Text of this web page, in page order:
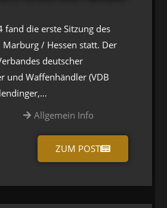
fand die erste Sitzung des
Marburg / Hessen statt. Der
deutscher
und Waffenhändler (VDB
Allgemein Info
ZUM POST